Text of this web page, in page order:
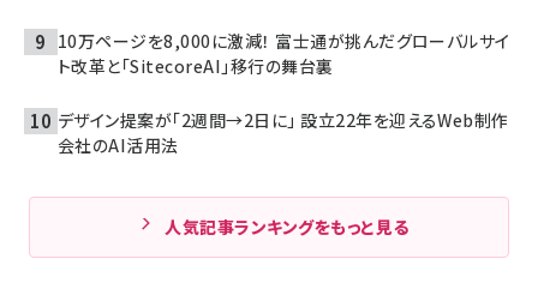
10万ページを8,000に激減！ 富士通が挑んだグローバルサイ
ト改革と「SitecoreAI」移行の舞台裏
デザイン提案が「2週間→2日に」 設立22年を迎えるWeb制作
会社のAI活用法
人気記事ランキングをもっと見る